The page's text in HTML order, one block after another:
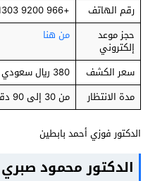
رقم الهاتف
+966 9200 31303
حجز موعد
إلكتروني
من هنا
سعر الكشف
380 ريال سعودي غير شامل الإجراءات
مدة الانتظار
من 30 إلى 90 دقيقة
الدكتور فوزي أحمد بابطين
الدكتور محمود صبري